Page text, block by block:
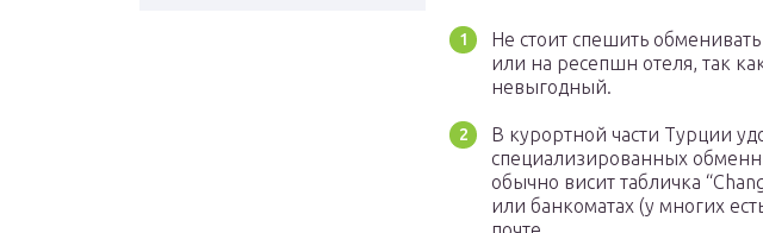
Не стоит спешить
или на ресепшн отеля, так
невыгодный.
В курортной части Турции
специализированных
обычно висит табличка
или банкоматах (у многих